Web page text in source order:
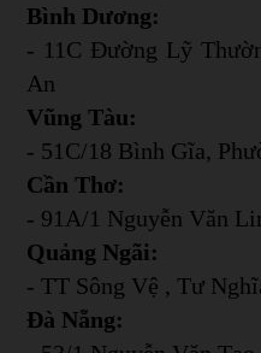
Bình Dương:
- 11C Đường Lỹ
An
Vũng Tàu:
- 51C/18 Bình Gĩa,
Cần Thơ:
- 91A/1 Nguyễn Văn
Quảng Ngãi:
- TT Sông Vệ , Tư
Đà Nẵng: